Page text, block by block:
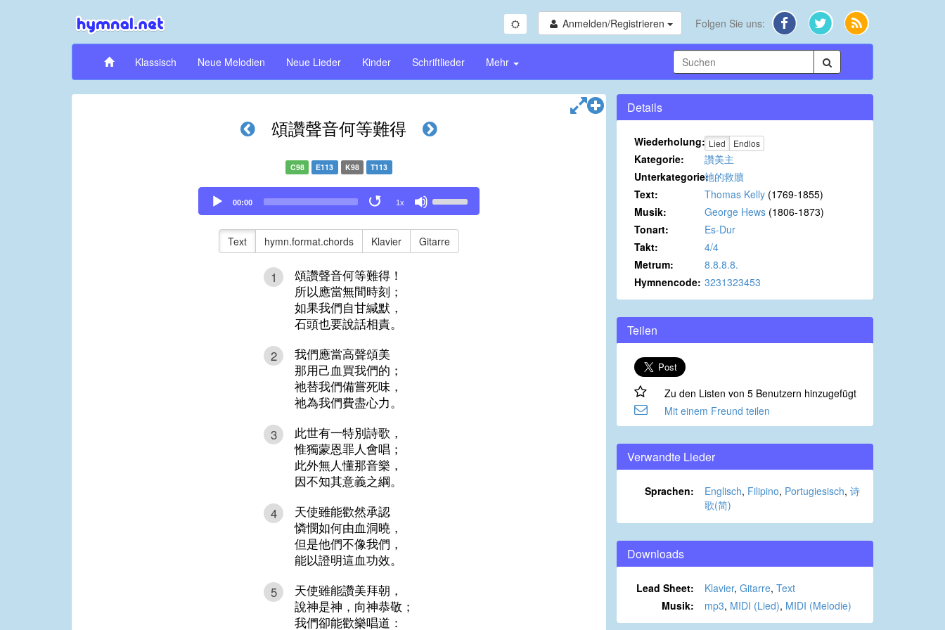
Anmelden/Registrieren Folgen Sie uns:
Klassisch Neue Melodien Neue Lieder Kinder Schriftlieder Mehr
頌讚聲音何等難得
C98 E113 K98 T113
Audio
Player
00:00 1x
Up/Down
to
Text hymn.format.chords Klavier Gitarre
1
頌讚聲音何等難得！
所以應當無間時刻；
如果我們自甘緘默，
石頭也要說話相責。
2
我們應當高聲頌美
那用己血買我們的；
祂替我們備嘗死味，
祂為我們費盡心力。
3
此世有一特別詩歌，
惟獨蒙恩罪人會唱；
此外無人懂那音樂，
因不知其意義之綱。
4
天使雖能歡然承認
憐憫如何由血洞曉，
但是他們不像我們，
能以證明這血功效。
5
天使雖能讚美拜朝，
說神是神，向神恭敬；
我們卻能歡樂唱道：
Details
Wiederholung: Lied Endlos
Kategorie:
讚美主
Unterkategorie:祂的救贖
Text:
Thomas Kelly (1769-1855)
Musik:
George Hews (1806-1873)
Tonart:
Es-Dur
Takt:
4/4
Metrum:
8.8.8.8.
Hymnencode: 3231323453
Teilen
Zu den Listen von 5 Benutzern hinzugefügt
Mit einem Freund teilen
Verwandte Lieder
Sprachen: Englisch, Filipino, Portugiesisch, 诗
歌(简)
Downloads
Lead Sheet: Klavier, Gitarre, Text
Musik:
mp3, MIDI (Lied), MIDI (Melodie)